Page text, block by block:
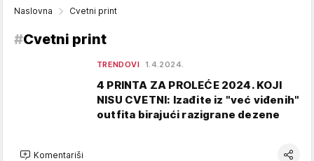
Naslovna Cvetni print
#Cvetni print
TRENDOVI 1.4.2024.
4 PRINTA ZA PROLEĆE 2024. KOJI
NISU CVETNI: Izađite iz "već viđenih"
outfita birajući razigrane dezene
Komentariši